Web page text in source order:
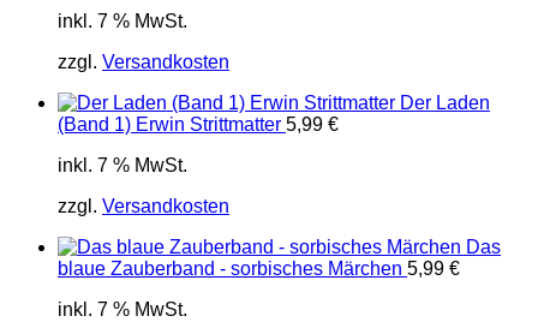
inkl. 7 % MwSt.
zzgl. Versandkosten
Der Laden
(Band 1) Erwin Strittmatter 5,99 €
inkl. 7 % MwSt.
zzgl. Versandkosten
Das
blaue Zauberband - sorbisches Märchen 5,99 €
inkl. 7 % MwSt.